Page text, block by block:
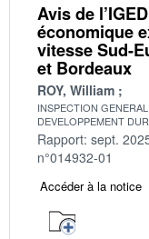
Avis de
économique
vitesse Sud-
et Bordeaux
ROY, William
INSPECTION
DEVELOPPEMENT
Rapport: sept.
n°014932-01
Accéder à la notice